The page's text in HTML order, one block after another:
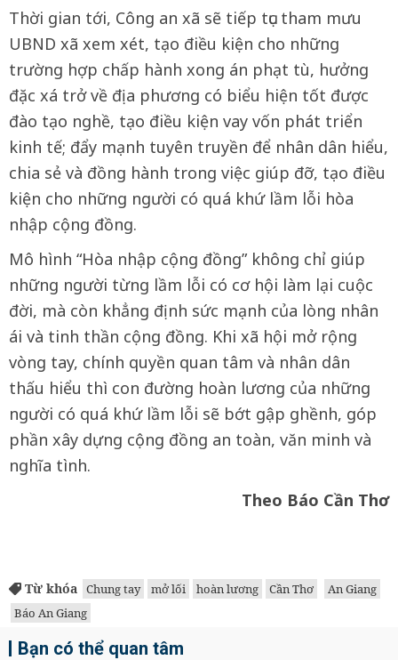
Thời gian tới, Công an xã sẽ tiếp tục tham mưu
UBND xã xem xét, tạo điều kiện cho những
trường hợp chấp hành xong án phạt tù, hưởng
đặc xá trở về địa phương có biểu hiện tốt được
đào tạo nghề, tạo điều kiện vay vốn phát triển
kinh tế; đẩy mạnh tuyên truyền để nhân dân hiểu,
chia sẻ và đồng hành trong việc giúp đỡ, tạo điều
kiện cho những người có quá khứ lầm lỗi hòa
nhập cộng đồng.
Mô hình “Hòa nhập cộng đồng” không chỉ giúp
những người từng lầm lỗi có cơ hội làm lại cuộc
đời, mà còn khẳng định sức mạnh của lòng nhân
ái và tinh thần cộng đồng. Khi xã hội mở rộng
vòng tay, chính quyền quan tâm và nhân dân
thấu hiểu thì con đường hoàn lương của những
người có quá khứ lầm lỗi sẽ bớt gập ghềnh, góp
phần xây dựng cộng đồng an toàn, văn minh và
nghĩa tình.
Theo Báo Cần Thơ
Từ khóa Chung tay mở lối hoàn lương Cần Thơ
An Giang
Báo An Giang
Bạn có thể quan tâm